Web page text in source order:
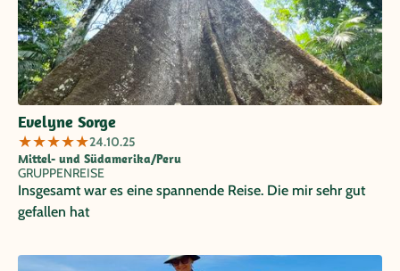
Evelyne Sorge
★★★★★24.10.25
Mittel- und Südamerika/Peru
GRUPPENREISE
Insgesamt war es eine spannende Reise. Die mir sehr gut
gefallen hat